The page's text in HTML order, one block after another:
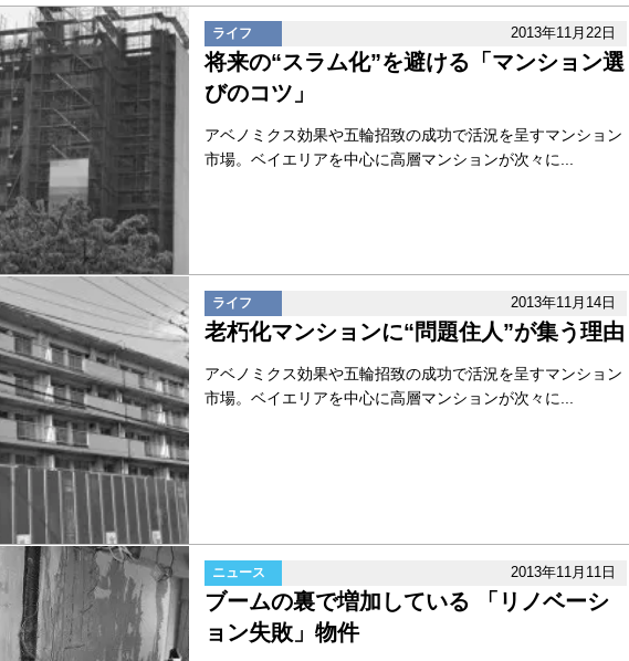
ライフ 2013年11月22日
将来の“スラム化”を避ける「マンション選
びのコツ」
アベノミクス効果や五輪招致の成功で活況を呈すマンション
市場。ベイエリアを中心に高層マンションが次々に...
ライフ 2013年11月14日
老朽化マンションに“問題住人”が集う理由
アベノミクス効果や五輪招致の成功で活況を呈すマンション
市場。ベイエリアを中心に高層マンションが次々に...
ニュース 2013年11月11日
ブームの裏で増加している 「リノベーシ
ョン失敗」物件